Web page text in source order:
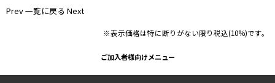
Prev一覧に戻る Next
※表示価格は特に断りがない限り税込(10%)です。
ご加入者様向けメニュー